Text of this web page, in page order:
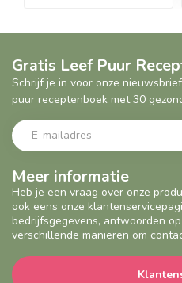
Meer informatie
Heb je een vraag over onze
ook eens onze
bedrijfsgegevens, antwoorden
verschillende manieren om
Gratis Leef Puur
Schrijf je in voor onze
puur receptenboek met 30